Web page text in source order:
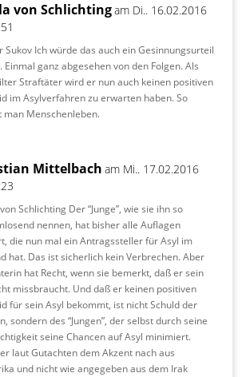
von Schlichtingam Di.. 16.02.2016
Sukov Ich würde das auch ein Gesinnungsurteil
Einmal ganz abgesehen von den Folgen. Als
Straftäter wird er nun auch keinen positiven
im Asylverfahren zu erwarten haben. So
man Menschenleben.
Mittelbach am Mi.. 17.02.2016
Schlichting Der “Junge”, wie sie ihn so
nennen, hat bisher alle Auflagen
die nun mal ein Antragssteller für Asyl im
hat. Das ist sicherlich kein Verbrechen. Aber
hat Recht, wenn sie bemerkt, daß er sein
missbraucht. Und daß er keinen positiven
für sein Asyl bekommt, ist nicht Schuld der
sondern des “Jungen”, der selbst durch seine
seine Chancen auf Asyl minimiert.
laut Gutachten dem Akzent nach aus
und nicht wie angegeben aus dem Irak